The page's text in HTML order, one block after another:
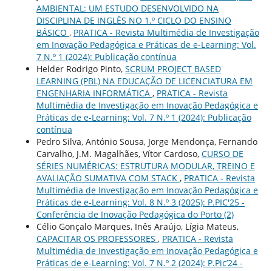
AMBIENTAL: UM ESTUDO DESENVOLVIDO NA
DISCIPLINA DE INGLÊS NO 1.º CICLO DO ENSINO
BÁSICO , PRATICA - Revista Multimédia de Investigação
em Inovação Pedagógica e Práticas de e-Learning: Vol.
7 N.º 1 (2024): Publicação contínua
Helder Rodrigo Pinto, SCRUM PROJECT BASED
LEARNING (PBL) NA EDUCAÇÃO DE LICENCIATURA EM
ENGENHARIA INFORMÁTICA , PRATICA - Revista
Multimédia de Investigação em Inovação Pedagógica e
Práticas de e-Learning: Vol. 7 N.º 1 (2024): Publicação
contínua
Pedro Silva, António Sousa, Jorge Mendonça, Fernando
Carvalho, J.M. Magalhães, Vítor Cardoso, CURSO DE
SÉRIES NUMÉRICAS: ESTRUTURA MODULAR, TREINO E
AVALIAÇÃO SUMATIVA COM STACK , PRATICA - Revista
Multimédia de Investigação em Inovação Pedagógica e
Práticas de e-Learning: Vol. 8 N.º 3 (2025): P.PIC'25 -
Conferência de Inovação Pedagógica do Porto (2)
Célio Gonçalo Marques, Inês Araújo, Lígia Mateus,
CAPACITAR OS PROFESSORES , PRATICA - Revista
Multimédia de Investigação em Inovação Pedagógica e
Práticas de e-Learning: Vol. 7 N.º 2 (2024): P.Pic’24 -